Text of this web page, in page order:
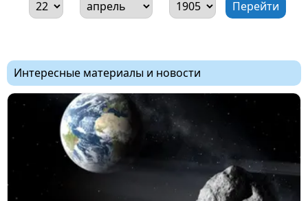
Интересные материалы и новости